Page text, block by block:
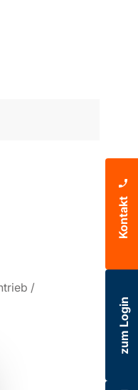
/
Kontakt
zum Login